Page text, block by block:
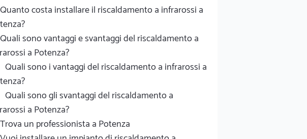
Quanto costa installare il riscaldamento a infrarossi a
Quali sono vantaggi e svantaggi del riscaldamento a
a Potenza?
Quali sono i vantaggi del riscaldamento a infrarossi a
Quali sono gli svantaggi del riscaldamento a
a Potenza?
Trova un professionista a Potenza